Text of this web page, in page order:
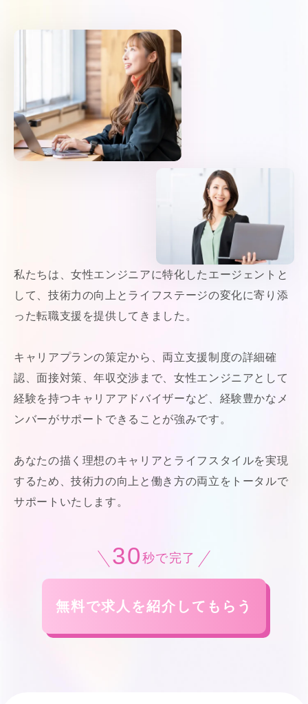
私たちは、女性エンジニアに特化したエージェントと
して、技術力の向上とライフステージの変化に寄り添
った転職支援を提供してきました。
キャリアプランの策定から、両立支援制度の詳細確
認、面接対策、年収交渉まで、女性エンジニアとして
経験を持つキャリアアドバイザーなど、経験豊かなメ
ンバーがサポートできることが強みです。
あなたの描く理想のキャリアとライフスタイルを実現
するため、技術力の向上と働き方の両立をトータルで
サポートいたします。
30 秒で完了
無料で求人を紹介してもらう